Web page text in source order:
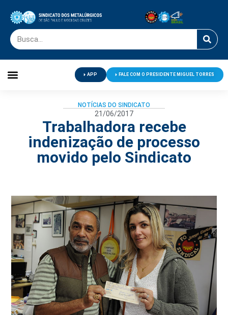
APP FALE COM O PRESIDENTE MIGUEL TORRES
NOTÍCIAS DO SINDICATO
21/06/2017
Trabalhadora recebe
indenização de processo
movido pelo Sindicato